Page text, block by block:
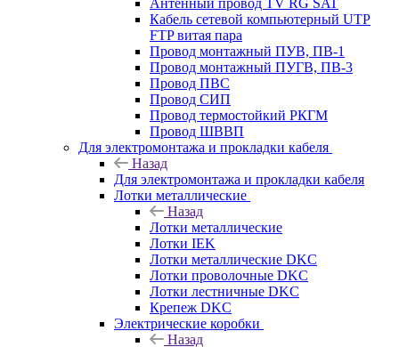
Кабель сетевой компьютерный UTP
FTP витая пара
Провод монтажный ПУВ, ПВ-1
Провод монтажный ПУГВ, ПВ-3
Провод ПВС
Провод СИП
Провод термостойкий РКГМ
Провод ШВВП
Для электромонтажа и прокладки кабеля
Назад
Для электромонтажа и прокладки кабеля
Лотки металлические
Назад
Лотки металлические
Лотки IEK
Лотки металлические DKC
Лотки проволочные DKC
Лотки лестничные DKC
Крепеж DKC
Электрические коробки
Назад